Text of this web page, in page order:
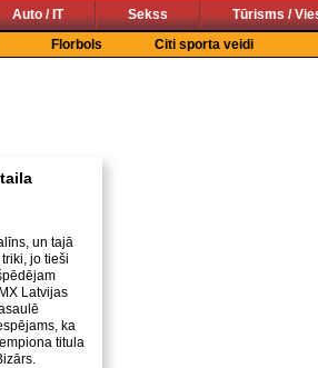
Auto / IT Sekss
Tūrisms /
Florbols Citi sporta veidi
un tajā
jo tieši
Latvijas
ka
titula